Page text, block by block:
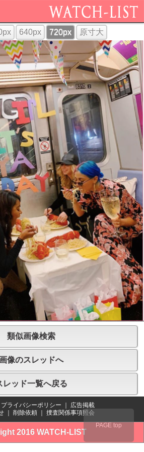
640px 720px 原寸大
類似画像検索
像のスレッドへ
レッド一覧へ戻る
プライバシーポリシー ｜ 広告掲載
｜ 削除依頼 ｜ 捜査関係事項照会
2016 WATCH-LIST
PAGE top